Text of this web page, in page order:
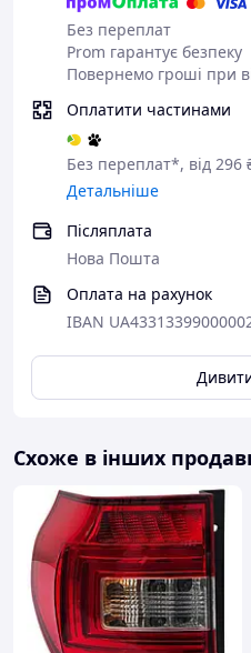
Без переплат
Prom гарантує безпеку
Повернемо гроші при
Оплатити частинами
Без переплат*, від 296
Детальніше
Післяплата
Нова Пошта
Оплата на рахунок
IBAN
Схоже в інших